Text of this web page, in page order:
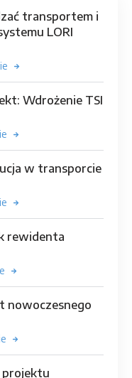
transportem i
LORI
Wdrożenie TSI
w transporcie
rewidenta
nowoczesnego
projektu